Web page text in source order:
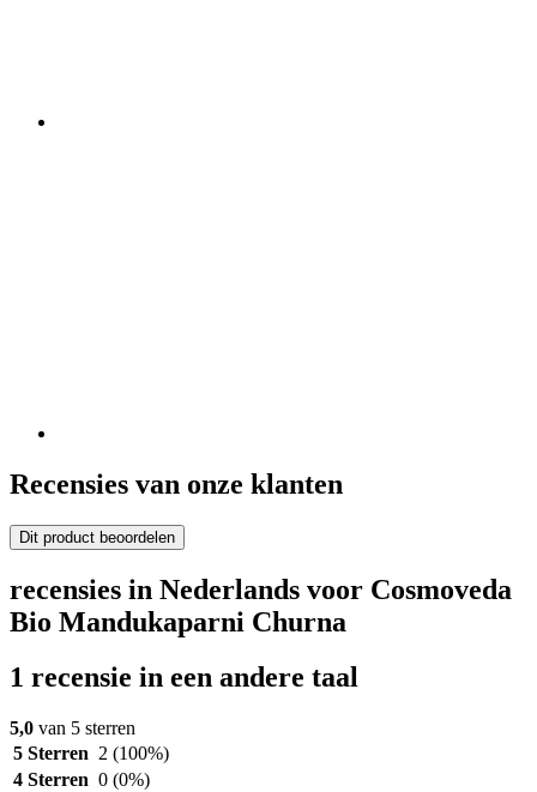
Recensies van onze klanten
Dit product beoordelen
recensies in Nederlands voor Cosmoveda
Bio Mandukaparni Churna
1 recensie in een andere taal
5,0 van 5 sterren
5 Sterren 2 (100%)
4 Sterren 0 (0%)